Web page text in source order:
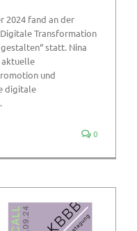
2024 fand an der
Transformation
statt. Nina
aktuelle
und
digitale
0